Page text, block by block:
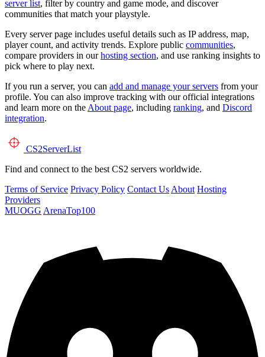
server list, filter by country and game mode, and discover
communities that match your playstyle.
Every server page includes useful details such as IP address, map,
player count, and activity trends. Explore public communities,
compare providers in ourhosting section, and use ranking insights to
pick where to play next.
If you run a server, you can add and manage your servers from your
profile. You can also improve tracking with our official integrations
and learn more on the About page, including ranking, and Discord
integration.
CS2ServerList
Find and connect to the best CS2 servers worldwide.
Terms of Service Privacy Policy Contact Us About Hosting
Providers
MUOGG ArenaTop100